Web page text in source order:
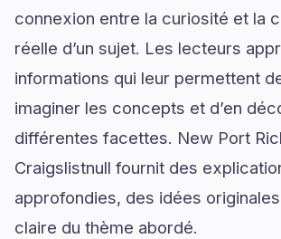
connexion entre la curiosité et la
réelle d’un sujet. Les lecteurs
informations qui leur permettent
imaginer les concepts et d’en
différentes facettes. New Port
Craigslistnull fournit des
approfondies, des idées
claire du thème abordé.